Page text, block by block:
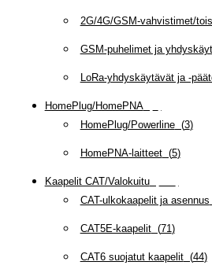
2G/4G/GSM-vahvistimet/
GSM-puhelimet ja
LoRa-yhdyskäytävät ja -
HomePlug/HomePNA(
HomePlug/Powerline(3)
HomePNA-laitteet(5)
Kaapelit CAT/Valokuitu(
CAT-ulkokaapelit ja asennus
CAT5E-kaapelit(71)
CAT6 suojatut kaapelit(44)